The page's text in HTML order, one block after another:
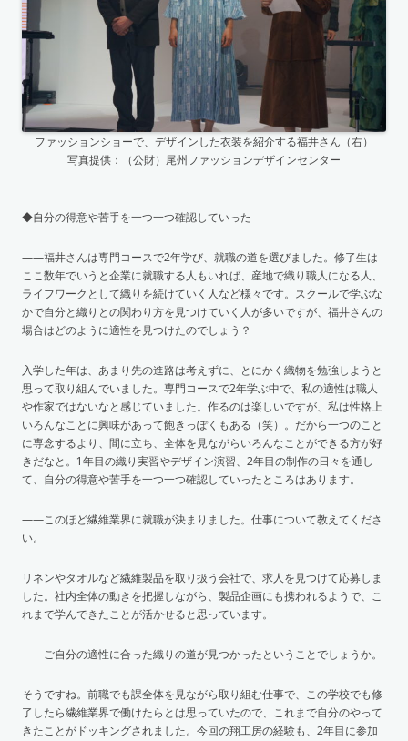
ファッションショーで、デザインした衣装を紹介する福井さん（右）
写真提供：（公財）尾州ファッションデザインセンター
◆自分の得意や苦手を一つ一つ確認していった
——福井さんは専門コースで2年学び、就職の道を選びました。修了生は
ここ数年でいうと企業に就職する人もいれば、産地で織り職人になる人、
ライフワークとして織りを続けていく人など様々です。スクールで学ぶな
かで自分と織りとの関わり方を見つけていく人が多いですが、福井さんの
場合はどのように適性を見つけたのでしょう？
入学した年は、あまり先の進路は考えずに、とにかく織物を勉強しようと
思って取り組んでいました。専門コースで2年学ぶ中で、私の適性は職人
や作家ではないなと感じていました。作るのは楽しいですが、私は性格上
いろんなことに興味があって飽きっぽくもある（笑）。だから一つのこと
に専念するより、間に立ち、全体を見ながらいろんなことができる方が好
きだなと。1年目の織り実習やデザイン演習、2年目の制作の日々を通し
て、自分の得意や苦手を一つ一つ確認していったところはあります。
——このほど繊維業界に就職が決まりました。仕事について教えてくださ
い。
リネンやタオルなど繊維製品を取り扱う会社で、求人を見つけて応募しま
した。社内全体の動きを把握しながら、製品企画にも携われるようで、こ
れまで学んできたことが活かせると思っています。
——ご自分の適性に合った織りの道が見つかったということでしょうか。
そうですね。前職でも課全体を見ながら取り組む仕事で、この学校でも修
了したら繊維業界で働けたらとは思っていたので、これまで自分のやって
きたことがドッキングされました。今回の翔工房の経験も、2年目に参加